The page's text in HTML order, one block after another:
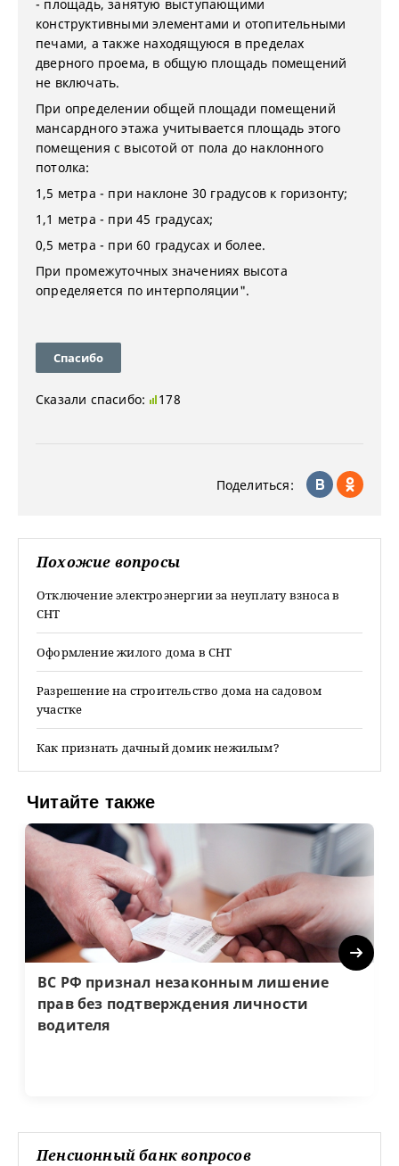
- площадь, занятую выступающими
конструктивными элементами и отопительными
печами, а также находящуюся в пределах
дверного проема, в общую площадь помещений
не включать.
При определении общей площади помещений
мансардного этажа учитывается площадь этого
помещения с высотой от пола до наклонного
потолка:
1,5 метра - при наклоне 30 градусов к горизонту;
1,1 метра - при 45 градусах;
0,5 метра - при 60 градусах и более.
При промежуточных значениях высота
определяется по интерполяции".
Спасибо
Сказали спасибо: 178
Поделиться:
Похожие вопросы
Отключение электроэнергии за неуплату взноса в
СНТ
Оформление жилого дома в СНТ
Разрешение на строительство дома на садовом
участке
Как признать дачный домик нежилым?
Читайте также
ВС РФ признал незаконным лишение
прав без подтверждения личности
водителя
Next
Пенсионный банк вопросов